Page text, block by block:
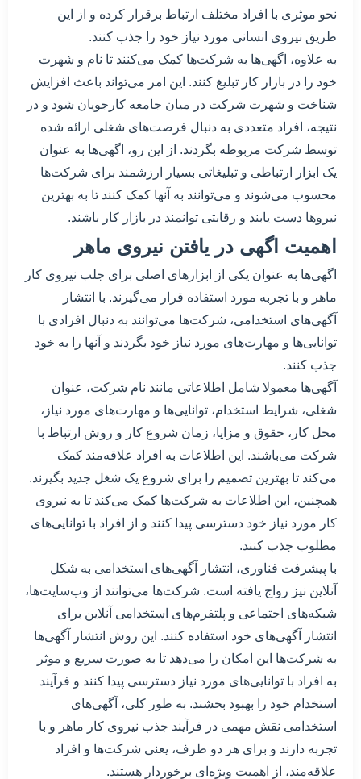
نحو موثری با افراد مختلف ارتباط برقرار کرده و از این
طریق نیروی انسانی مورد نیاز خود را جذب کنند.
به علاوه، اگهی‌ها به شرکت‌ها کمک می‌کنند تا نام و شهرت
خود را در بازار کار تبلیغ کنند. این امر می‌تواند باعث افزایش
شناخت و شهرت شرکت در میان جامعه کارجویان شود و در
نتیجه، افراد متعددی به دنبال فرصت‌های شغلی ارائه شده
توسط شرکت مربوطه بگردند. از این رو، اگهی‌ها به عنوان
یک ابزار ارتباطی و تبلیغاتی بسیار ارزشمند برای شرکت‌ها
محسوب می‌شوند و می‌توانند به آنها کمک کنند تا به بهترین
نیروها دست یابند و رقابتی توانمند در بازار کار باشند.
اهمیت اگهی در یافتن نیروی ماهر
اگهی‌ها به عنوان یکی از ابزارهای اصلی برای جلب نیروی کار
ماهر و با تجربه مورد استفاده قرار می‌گیرند. با انتشار
آگهی‌های استخدامی، شرکت‌ها می‌توانند به دنبال افرادی با
توانایی‌ها و مهارت‌های مورد نیاز خود بگردند و آنها را به خود
جذب کنند.
آگهی‌ها معمولا شامل اطلاعاتی مانند نام شرکت، عنوان
شغلی، شرایط استخدام، توانایی‌ها و مهارت‌های مورد نیاز،
محل کار، حقوق و مزایا، زمان شروع کار و روش ارتباط با
شرکت می‌باشند. این اطلاعات به افراد علاقه‌مند کمک
می‌کند تا بهترین تصمیم را برای شروع یک شغل جدید بگیرند.
همچنین، این اطلاعات به شرکت‌ها کمک می‌کند تا به نیروی
کار مورد نیاز خود دسترسی پیدا کنند و از افراد با توانایی‌های
مطلوب جذب کنند.
با پیشرفت فناوری، انتشار آگهی‌های استخدامی به شکل
آنلاین نیز رواج یافته است. شرکت‌ها می‌توانند از وب‌سایت‌ها،
شبکه‌های اجتماعی و پلتفرم‌های استخدامی آنلاین برای
انتشار آگهی‌های خود استفاده کنند. این روش انتشار آگهی‌ها
به شرکت‌ها این امکان را می‌دهد تا به صورت سریع و موثر
به افراد با توانایی‌های مورد نیاز دسترسی پیدا کنند و فرآیند
استخدام خود را بهبود بخشند. به طور کلی، آگهی‌های
استخدامی نقش مهمی در فرآیند جذب نیروی کار ماهر و با
تجربه دارند و برای هر دو طرف، یعنی شرکت‌ها و افراد
علاقه‌مند، از اهمیت ویژه‌ای برخوردار هستند.